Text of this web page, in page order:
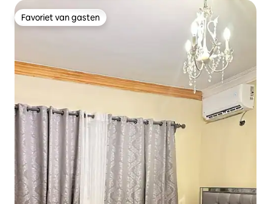
Favoriet van gasten
Favoriet van gasten